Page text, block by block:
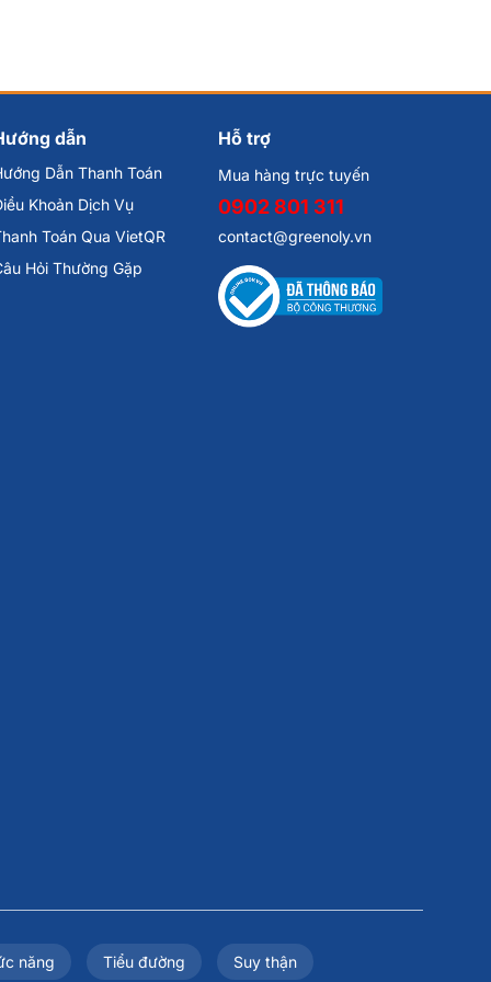
dẫn
Dẫn Thanh Toán
Khoản Dịch Vụ
Toán Qua VietQR
Hỏi Thường Gặp
Hỗ trợ
Mua hàng trực tuyến
0902 801 311
contact@greenoly.vn
năng Tiểu đường Suy thận